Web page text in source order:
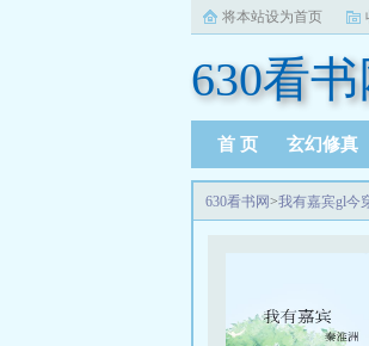
将本站设为首页
630看
首 页 玄幻修真
630看书网>我有嘉宾gl今